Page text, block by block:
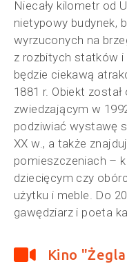
Niecały kilometr od
nietypowy budynek,
wyrzuconych na
z rozbitych statków
będzie ciekawą
1881 r. Obiekt
zwiedzającym w
podziwiać wystawę
XX w., a także
pomieszczeniach –
dziecięcym czy
użytku i meble. Do
gawędziarz i poeta
Kino